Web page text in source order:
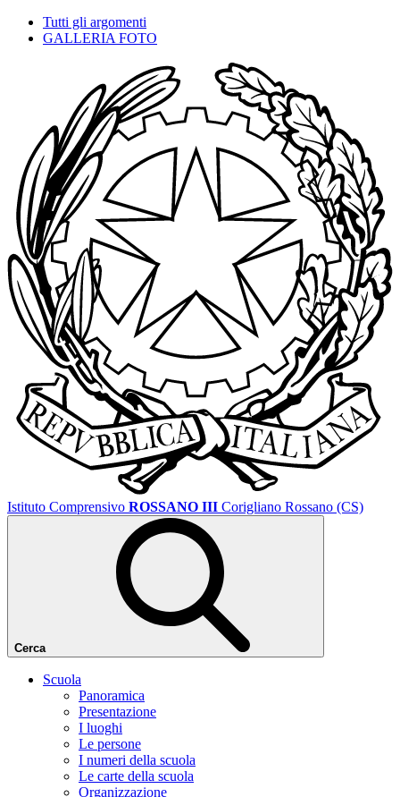
Tutti gli argomenti
GALLERIA FOTO
Istituto Comprensivo ROSSANO III Corigliano Rossano (CS)
Cerca
Scuola
Panoramica
Presentazione
I luoghi
Le persone
I numeri della scuola
Le carte della scuola
Organizzazione